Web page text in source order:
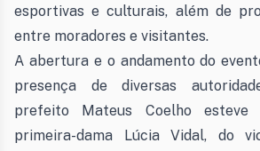
esportivas e culturais, além de
entre moradores e visitantes.
A abertura e o andamento do
presença de diversas
prefeito Mateus Coelho esteve
primeira-dama Lúcia Vidal, do